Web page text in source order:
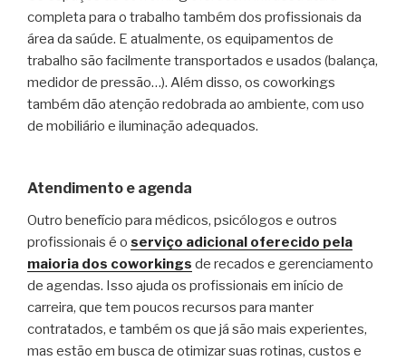
completa para o trabalho também dos profissionais da
área da saúde. E atualmente, os equipamentos de
trabalho são facilmente transportados e usados (balança,
medidor de pressão…). Além disso, os coworkings
também dão atenção redobrada ao ambiente, com uso
de mobiliário e iluminação adequados.
Atendimento e agenda
Outro benefício para médicos, psicólogos e outros
profissionais é o serviço adicional oferecido pela
maioria dos coworkings de recados e gerenciamento
de agendas. Isso ajuda os profissionais em início de
carreira, que tem poucos recursos para manter
contratados, e também os que já são mais experientes,
mas estão em busca de otimizar suas rotinas, custos e